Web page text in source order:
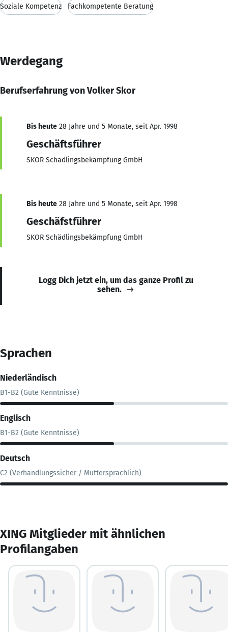
Soziale Kompetenz Fachkompetente Beratung
Werdegang
Berufserfahrung von Volker Skor
Bis heute 28 Jahre und 5 Monate, seit Apr. 1998
Geschäftsführer
SKOR Schädlingsbekämpfung GmbH
Bis heute 28 Jahre und 5 Monate, seit Apr. 1998
Geschäfstführer
SKOR Schädlingsbekämpfung GmbH
Logg Dich jetzt ein, um das ganze Profil zu
sehen.
Sprachen
Niederländisch
B1-B2 (Gute Kenntnisse)
Englisch
B1-B2 (Gute Kenntnisse)
Deutsch
C2 (Verhandlungssicher / Muttersprachlich)
XING Mitglieder mit ähnlichen
Profilangaben